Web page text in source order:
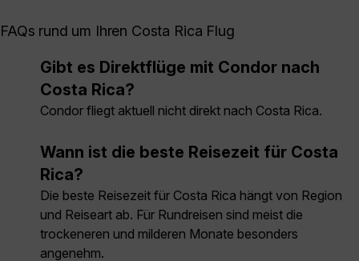
FAQs rund um Ihren Costa Rica Flug
Gibt es Direktflüge mit Condor nach
Costa Rica?
Condor fliegt aktuell nicht direkt nach Costa Rica.
Wann ist die beste Reisezeit für Costa
Rica?
Die beste Reisezeit für Costa Rica hängt von Region
und Reiseart ab. Für Rundreisen sind meist die
trockeneren und milderen Monate besonders
angenehm.